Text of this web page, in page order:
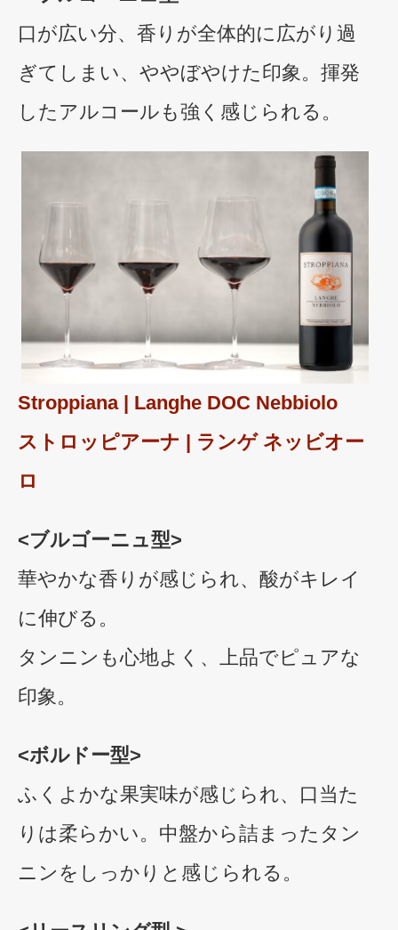
口が広い分、香りが全体的に広がり過
ぎてしまい、ややぼやけた印象。揮発
したアルコールも強く感じられる。
Stroppiana | Langhe DOC Nebbiolo
ストロッピアーナ | ランゲ ネッビオー
ロ
<ブルゴーニュ型>
華やかな香りが感じられ、酸がキレイ
に伸びる。
タンニンも心地よく、上品でピュアな
印象。
<ボルドー型>
ふくよかな果実味が感じられ、口当た
りは柔らかい。中盤から詰まったタン
ニンをしっかりと感じられる。